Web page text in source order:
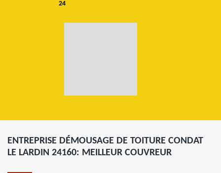
24
ENTREPRISE DÉMOUSAGE DE TOITURE CONDAT
LE LARDIN 24160: MEILLEUR COUVREUR